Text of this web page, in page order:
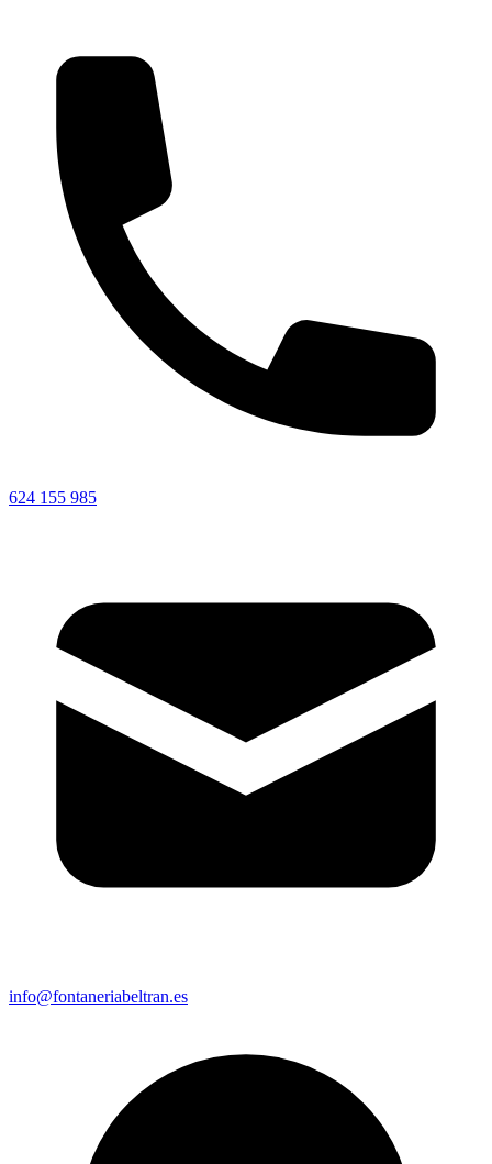
624 155 985
info@fontaneriabeltran.es